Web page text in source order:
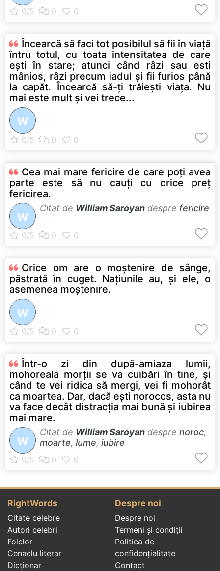
Încearcă să faci tot posibilul să fii în viaţă
întru totul, cu toata intensitatea de care
eşti în stare; atunci când râzi sau esti
mânios, râzi precum iadul şi fii furios până
la capăt. Încearcă să-ţi trăieşti viaţa. Nu
mai este mult şi vei trece...
W
Cea mai mare fericire de care poţi avea
parte este să nu cauţi cu orice preţ
fericirea.
W
Citat de William Saroyan despre fericire
Orice om are o moştenire de sânge,
păstrată în cuget. Naţiunile au, şi ele, o
asemenea moştenire.
W
Într-o zi din după-amiaza lumii,
mohoreala morţii se va cuibări în tine, şi
când te vei ridica să mergi, vei fi mohorât
ca moartea. Dar, dacă eşti norocos, asta nu
va face decât distracţia mai bună şi iubirea
mai mare.
W
Citat de William Saroyan despre noroc,
moarte, lume, iubire
RightWords
Citate celebre
Autori celebri
Folclor
Cenaclu literar
Dicționar
Despre noi
Despre noi
Termeni și condiții
Politica de
confidenţialitate
Contact